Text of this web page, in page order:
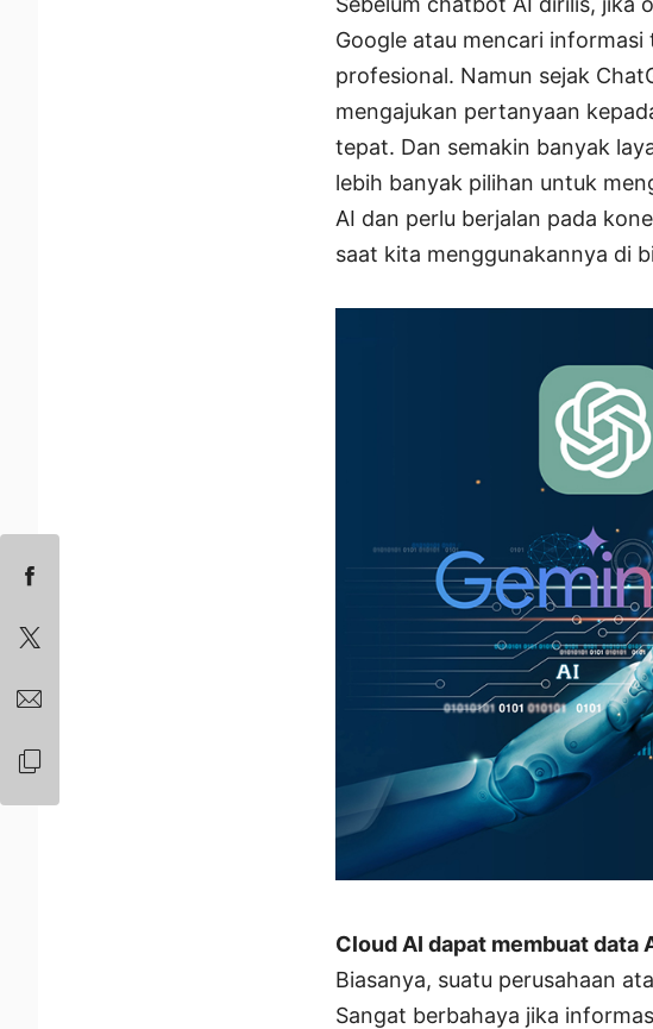
Google atau mencari
profesional. Namun sejak
mengajukan pertanyaan
tepat. Dan semakin banyak
lebih banyak pilihan untuk
AI dan perlu berjalan pada
saat kita menggunakannya di
Cloud AI dapat membuat data
Biasanya, suatu perusahaan
Sangat berbahaya jika